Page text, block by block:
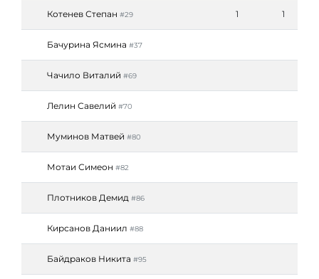
Котенев Степан #29 1 1
Бачурина Ясмина #37
Чачило Виталий #69
Лелин Савелий #70
Муминов Матвей #80
Мотаи Симеон #82
Плотников Демид #86
Кирсанов Даниил #88
Байдраков Никита #95